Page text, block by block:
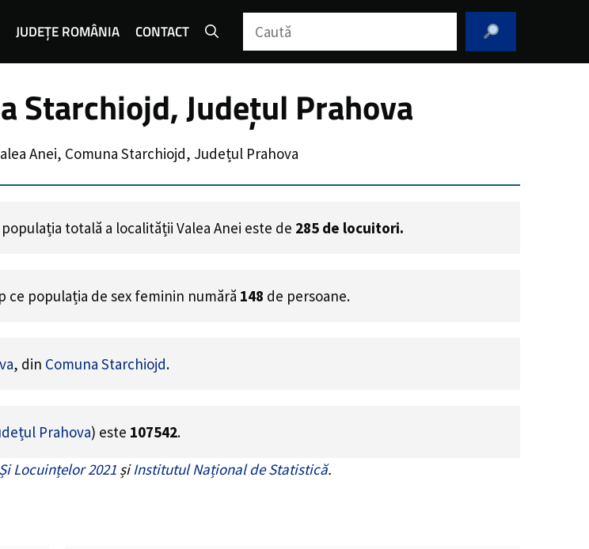
JUDEȚE ROMÂNIA CONTACT Caută
Starchiojd, Județul Prahova
Anei, Comuna Starchiojd, Județul Prahova
totală a localității Valea Anei este de 285 de locuitori.
ce populația de sex feminin numără 148 de persoane.
, din Comuna Starchiojd.
Prahova) este 107542.
Locuințelor 2021 șiInstitutul Național de Statistică.